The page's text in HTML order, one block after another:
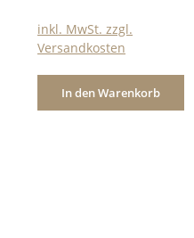
inkl. MwSt. zzgl.
Versandkosten
In den Warenkorb